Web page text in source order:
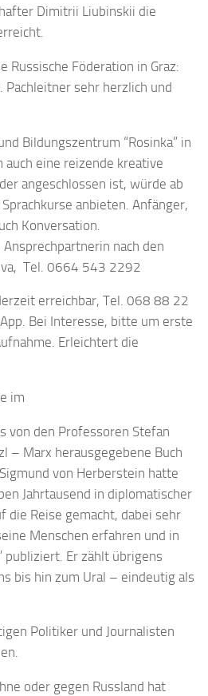
Dimitrii Liubinskii die
Russische Föderation in Graz:
sehr herzlich und
Bildungszentrum “Rosinka” in
auch eine reizende kreative
angeschlossen ist, würde ab
anbieten. Anfänger,
Konversation.
nach den
Tel. 0664 543 2292
erreichbar, Tel. 068 88 22
Bei Interesse, bitte um erste
Erleichtert die
im
von den Professoren Stefan
– Marx herausgegebene Buch
von Herberstein hatte
Jahrtausend in diplomatischer
die Reise gemacht, dabei sehr
Menschen erfahren und in
publiziert. Er zählt übrigens
bis hin zum Ural – eindeutig als
Politiker und Journalisten
oder gegen Russland hat